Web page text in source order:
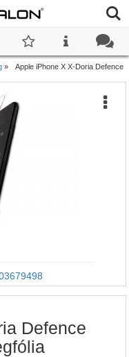
»
Apple iPhone X X-Doria Defence
Defence
0
0